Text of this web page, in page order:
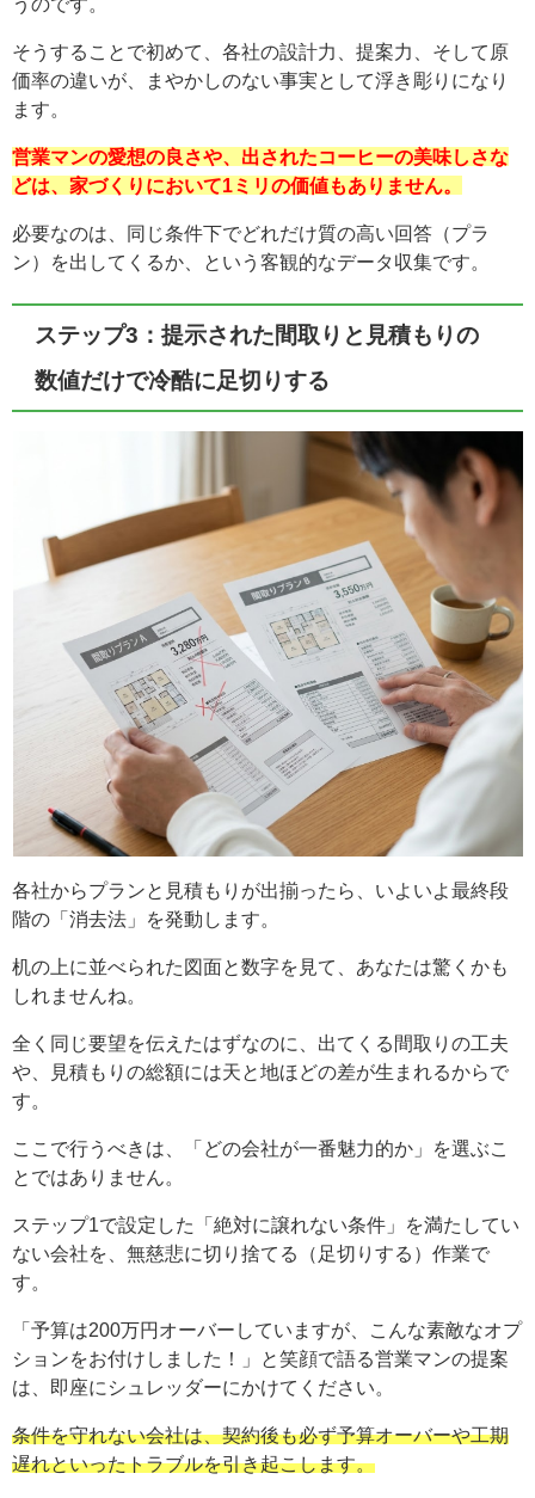
そうすることで初めて、各社の設計力、提案力、そして原
価率の違いが、まやかしのない事実として浮き彫りになり
ます。
営業マンの愛想の良さや、出されたコーヒーの美味しさな
どは、家づくりにおいて1ミリの価値もありません。
必要なのは、同じ条件下でどれだけ質の高い回答（プラ
ン）を出してくるか、という客観的なデータ収集です。
ステップ3：提示された間取りと見積もりの
数値だけで冷酷に足切りする
各社からプランと見積もりが出揃ったら、いよいよ最終段
階の「消去法」を発動します。
机の上に並べられた図面と数字を見て、あなたは驚くかも
しれませんね。
全く同じ要望を伝えたはずなのに、出てくる間取りの工夫
や、見積もりの総額には天と地ほどの差が生まれるからで
す。
ここで行うべきは、「どの会社が一番魅力的か」を選ぶこ
とではありません。
ステップ1で設定した「絶対に譲れない条件」を満たしてい
ない会社を、無慈悲に切り捨てる（足切りする）作業で
す。
「予算は200万円オーバーしていますが、こんな素敵なオプ
ションをお付けしました！」と笑顔で語る営業マンの提案
は、即座にシュレッダーにかけてください。
条件を守れない会社は、契約後も必ず予算オーバーや工期
遅れといったトラブルを引き起こします。